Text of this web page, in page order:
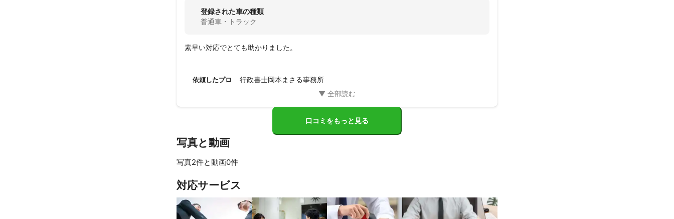
登録された車の種類
普通車・トラック
素早い対応でとても助かりました。
依頼したプロ 行政書士岡本まさる事務所
口コミをもっと見る
写真と動画
写真2件と動画0件
対応サービス